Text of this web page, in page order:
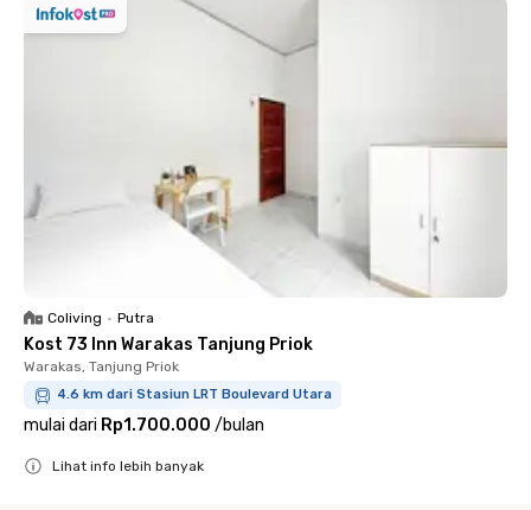
Coliving • Putra
Kost 73 Inn Warakas Tanjung Priok
Warakas, Tanjung Priok
4.6 km dari Stasiun LRT Boulevard Utara
mulai dari Rp1.700.000 /bulan
Lihat info lebih banyak